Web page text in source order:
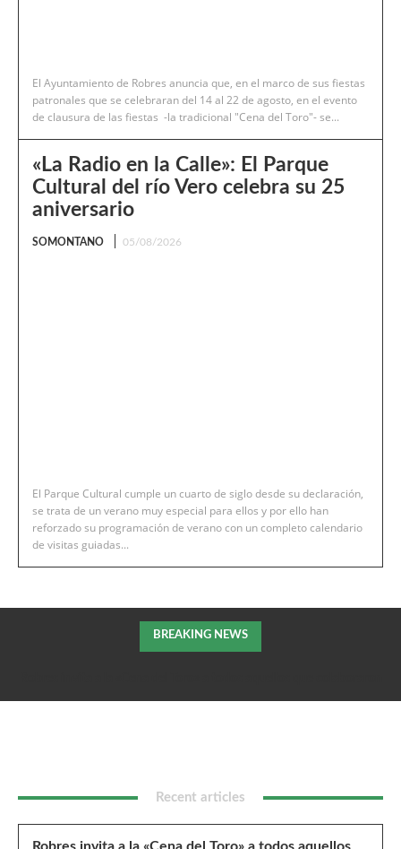
El Ayuntamiento de Robres anuncia que, en el marco de sus fiestas
patronales que se celebraran del 14 al 22 de agosto, en el evento
de clausura de las fiestas -la tradicional "Cena del Toro"- se...
«La Radio en la Calle»: El Parque
Cultural del río Vero celebra su 25
aniversario
SOMONTANO 05/08/2026
El Parque Cultural cumple un cuarto de siglo desde su declaración,
se trata de un verano muy especial para ellos y por ello han
reforzado su programación de verano con un completo calendario
de visitas guiadas...
BREAKING NEWS
Recent articles